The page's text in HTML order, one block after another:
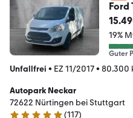
Ford
19%
Guter
Unfallfrei • EZ 11/2017• 80.300
Autopark Neckar
72622 Nürtingen bei Stuttgart
(117)